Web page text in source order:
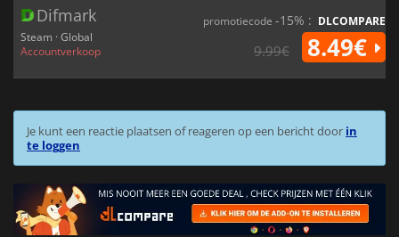
Difmark
Steam · Global
Accountverkoop
promotiecode -15% : DLCOMPARE
9.99€ 8.49€
Je kunt een reactie plaatsen of reageren op een bericht door in
te loggen